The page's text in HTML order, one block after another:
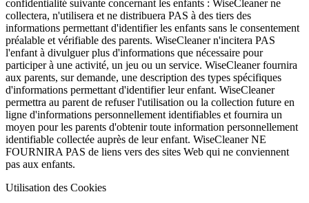
confidentialité suivante concernant les enfants : WiseCleaner ne
collectera, n'utilisera et ne distribuera PAS à des tiers des
informations permettant d'identifier les enfants sans le consentement
préalable et vérifiable des parents. WiseCleaner n'incitera PAS
l'enfant à divulguer plus d'informations que nécessaire pour
participer à une activité, un jeu ou un service. WiseCleaner fournira
aux parents, sur demande, une description des types spécifiques
d'informations permettant d'identifier leur enfant. WiseCleaner
permettra au parent de refuser l'utilisation ou la collection future en
ligne d'informations personnellement identifiables et fournira un
moyen pour les parents d'obtenir toute information personnellement
identifiable collectée auprès de leur enfant. WiseCleaner NE
FOURNIRA PAS de liens vers des sites Web qui ne conviennent
pas aux enfants.
Utilisation des Cookies